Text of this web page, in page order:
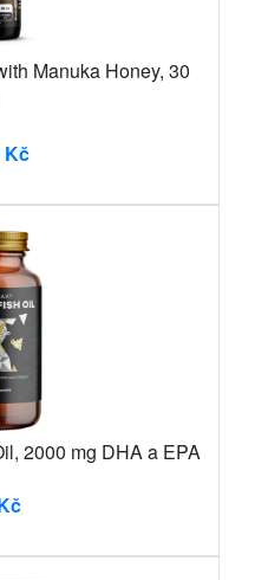
Manuka Honey, 30
Kč
2000 mg DHA a EPA